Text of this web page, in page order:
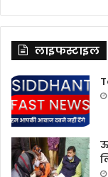
लाइफस्टाइल